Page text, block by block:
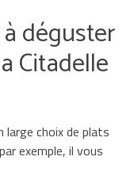
déguster
Citadelle
choix de plats
exemple, il vous